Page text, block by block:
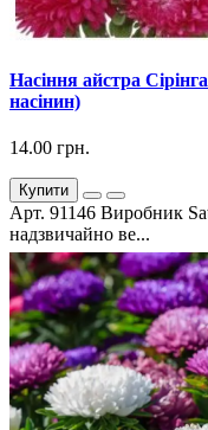
Насіння айстра
насінин)
14.00 грн.
Купити
Арт. 91146 Виробник
надзвичайно ве...